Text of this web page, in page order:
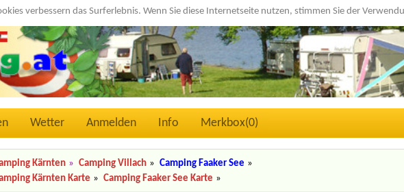
verbessern das Surferlebnis. Wenn Sie diese Internetseite nutzen, stimmen Sie der
Wetter Anmelden Info Merkbox(0)
Kärnten » Camping Villach » Camping Faaker See »
Kärnten Karte » Camping Faaker See Karte »